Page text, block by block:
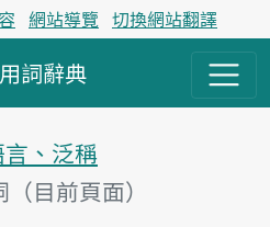
網站導覽 切換網站翻譯
詞辭典
言、泛稱
目前頁面）